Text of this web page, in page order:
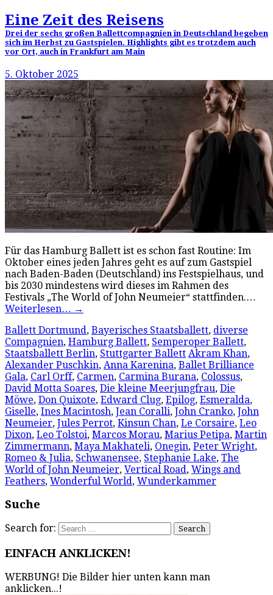
Eine Zeit des Reisens
Drei der sechs großen Ballettcompagnien in Deutschland begeben
sich im Herbst zu Gastspielen. Highlights gibt es trotzdem auch
vor Ort, auch in Frankfurt am Main
5. Oktober 2025
Für das Hamburg Ballett ist es schon fast Routine: Im
Oktober eines jeden Jahres geht es auf zum Gastspiel
nach Baden-Baden (Deutschland) ins Festspielhaus, und
bis 2030 mindestens wird dieses im Rahmen des
Festivals „The World of John Neumeier“ stattfinden.…
Weiterlesen… →
Ballett Dortmund, Bayerisches Staatsballett, diverse
Compagnien, Hamburg Ballett, Semperoper Ballett,
Staatsballett Berlin, Stuttgarter Ballett Akram Khan,
Alexander Puschkin, Anna Karenina, Ballet Brilliance
Gala, Carl Orff, Carmen, Carmina Burana, Colossus,
David Motta Soares, Die kleine Meerjungfrau, Die
Möwe, Don Quixote, Edward Clug, Epilog, Esmeralda,
Giselle, Ines Macintosh, Jean Coralli, John Cranko, John
Neumeier, Jules Perrot, Kinsun Chan, Le Corsaire, Leo
Dixon, Leo Tolstoi, Marcos Morau, Marius Petipa, Martin
Zimmermann, Maya Makhateli, Onegin, Peter Wright,
Romeo & Julia, Schwanensee, Stephanie Lake, The
World of John Neumeier, Vertical Road, Wings and
Feathers, Wonderful World, Wunderkammer
Suche
Search for:
EINFACH ANKLICKEN!
WERBUNG! Die Bilder hier unten kann man
anklicken...!